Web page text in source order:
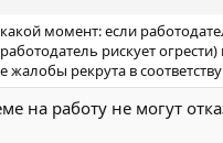
момент: если
рискует
жалобы рекрута в
на работу не могут